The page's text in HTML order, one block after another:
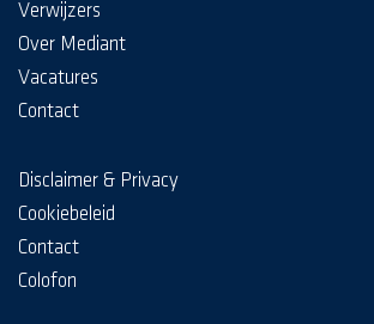
Verwijzers
Over Mediant
Vacatures
Contact
Disclaimer & Privacy
Cookiebeleid
Contact
Colofon